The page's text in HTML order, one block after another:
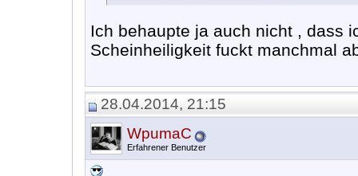
Ich behaupte ja auch nicht , dass
Scheinheiligkeit fuckt manchmal
28.04.2014, 21:15
WpumaC
Erfahrener Benutzer